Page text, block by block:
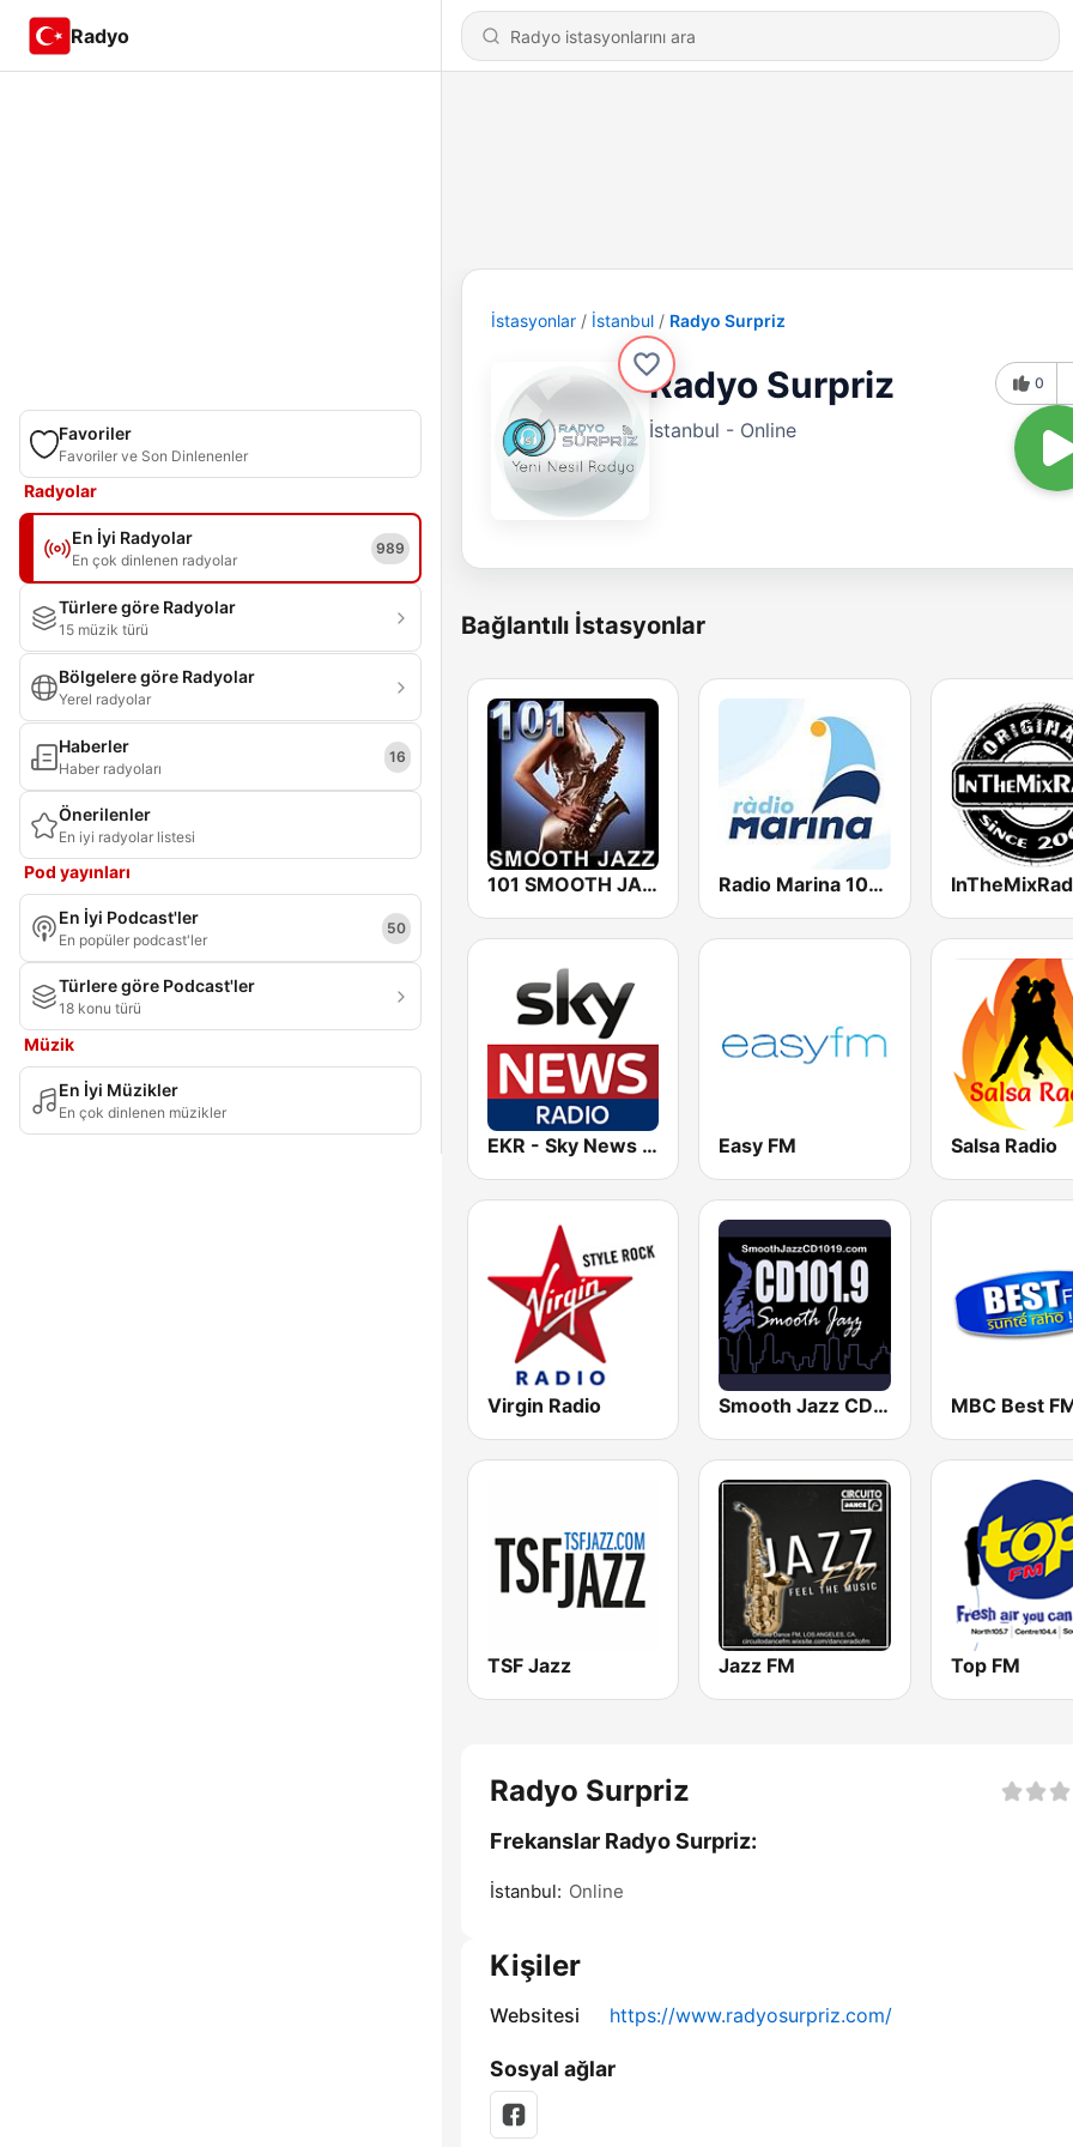
Radyo
Favoriler
Favoriler ve Son Dinlenenler
Radyolar
En İyi Radyolar
En çok dinlenen radyolar
989
Türlere göre Radyolar
15 müzik türü
Bölgelere göre Radyolar
Yerel radyolar
Haberler
Haber radyoları
16
Önerilenler
En iyi radyolar listesi
Pod yayınları
En İyi Podcast'ler
En popüler podcast'ler
50
Türlere göre Podcast'ler
18 konu türü
Müzik
En İyi Müzikler
En çok dinlenen müzikler
İstasyonlar İstanbul Radyo Surpriz
Radyo Surpriz
İstanbul - Online
0
Bağlantılı İstasyonlar
101 SMOOTH JAZZ Radio Marina 100.3
EKR - Sky News Radio Easy FM Salsa Radio
Virgin Radio Smooth Jazz CD 101.9 FM MBC Best
TSF Jazz Jazz FM Top FM
Radyo Surpriz
Frekanslar Radyo Surpriz:
İstanbul: Online
Kişiler
Websitesi https://www.radyosurpriz.com/
Sosyal ağlar